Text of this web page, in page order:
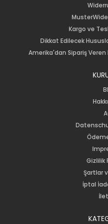
Kargo ve
Dikkat Edilecek
Amerika'dan Sipariş
Gizlilik
Şartlar
İptal